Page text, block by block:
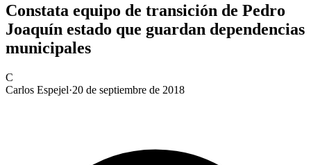
Constata equipo de transición de Pedro
Joaquín estado que guardan dependencias
municipales
C
Carlos Espejel·20 de septiembre de 2018